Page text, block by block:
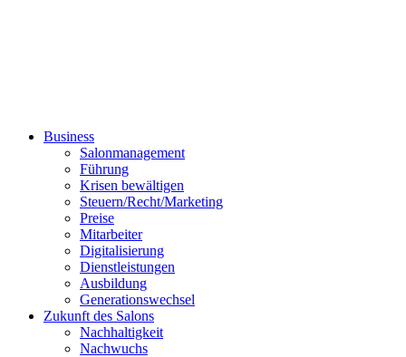
Business
Salonmanagement
Führung
Krisen bewältigen
Steuern/Recht/Marketing
Preise
Mitarbeiter
Digitalisierung
Dienstleistungen
Ausbildung
Generationswechsel
Zukunft des Salons
Nachhaltigkeit
Nachwuchs